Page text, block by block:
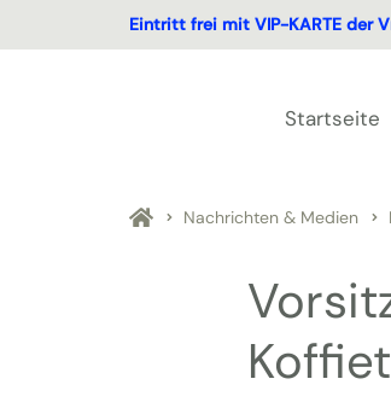
Eintritt frei mit VIP-KARTE der
Startseite
Nachrichten & Medien